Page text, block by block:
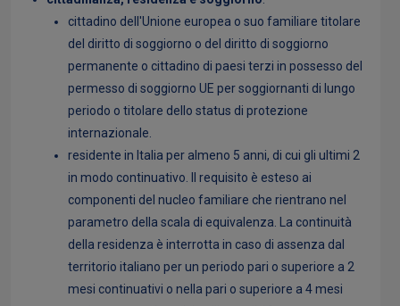
cittadino dell'Unione europea o suo familiare titolare
del diritto di soggiorno o del diritto di soggiorno
permanente o cittadino di paesi terzi in possesso del
permesso di soggiorno UE per soggiornanti di lungo
periodo o titolare dello status di protezione
internazionale.
residente in Italia per almeno 5 anni, di cui gli ultimi 2
in modo continuativo. Il requisito è esteso ai
componenti del nucleo familiare che rientrano nel
parametro della scala di equivalenza. La continuità
della residenza è interrotta in caso di assenza dal
territorio italiano per un periodo pari o superiore a 2
mesi continuativi o nella pari o superiore a 4 mesi